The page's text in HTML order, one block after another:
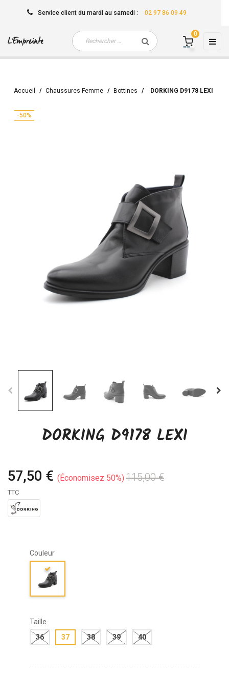
Service client du mardi au samedi : 02 97 86 09 49
☰
0
Accueil Chaussures Femme Bottines DORKING D9178 LEXI
-50%
DORKING D9178 LEXI
57,50 € Économisez 50% 115,00 €
TTC
Couleur
Taille
36
37 38 39 40